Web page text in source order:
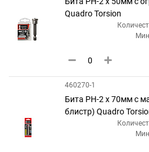
Quadro Torsion
460270-1
Бита РH-2 х 70мм с
блистр) Quadro